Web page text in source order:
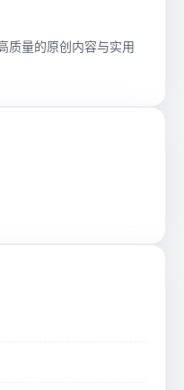
质量的原创内容与实用